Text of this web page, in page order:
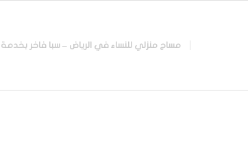
مساج منزلي للنساء في الرياض – سبا فاخر بخدمة